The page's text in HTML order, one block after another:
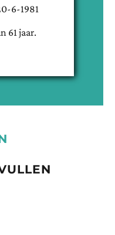
6-1981
61 jaar.